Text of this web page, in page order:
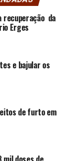
recuperação da
Erges
e bajular os
de furto em